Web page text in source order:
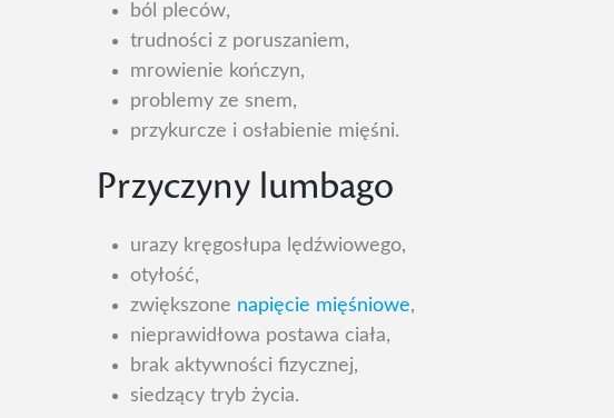
ból pleców,
trudności z poruszaniem,
mrowienie kończyn,
problemy ze snem,
przykurcze i osłabienie mięśni.
Przyczyny lumbago
urazy kręgosłupa lędźwiowego,
otyłość,
zwiększone napięcie mięśniowe,
nieprawidłowa postawa ciała,
brak aktywności fizycznej,
siedzący tryb życia.